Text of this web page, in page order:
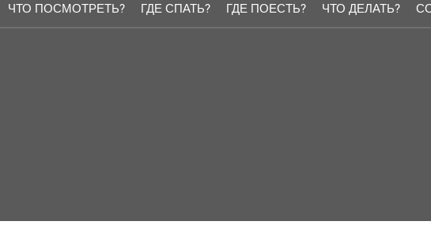
ЧТО ПОСМОТРЕТЬ? ГДЕ СПАТЬ? ГДЕ ПОЕСТЬ? ЧТО ДЕЛАТЬ?